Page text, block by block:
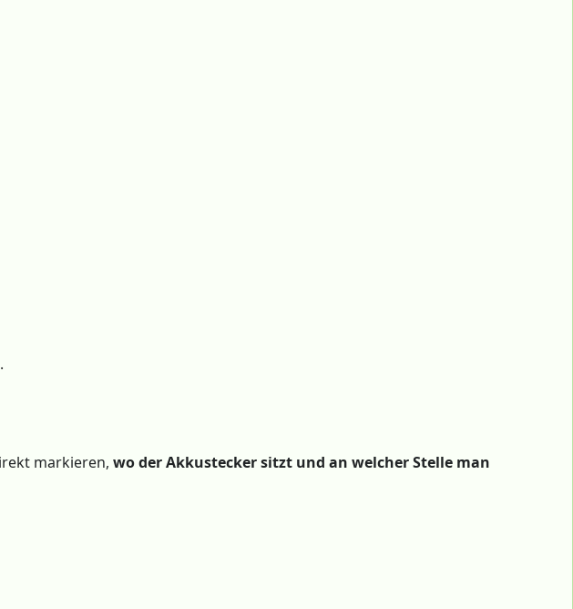
markieren, wo der Akkustecker sitzt und an welcher Stelle man